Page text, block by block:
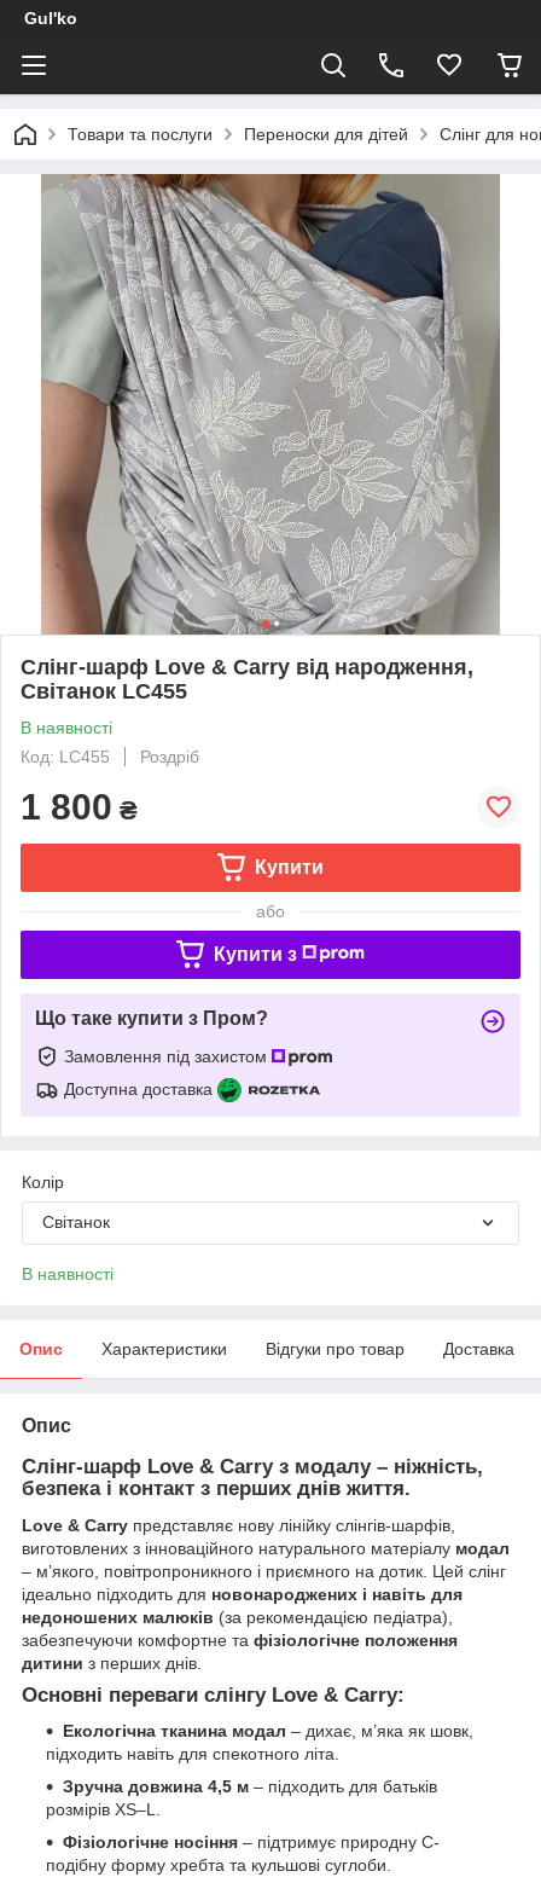
Gul'ko
Товари та послуги Переноски для дітей Слінг для
Слінг-шарф Love & Carry від народження,
Світанок LC455
В наявності
Код: LC455
Роздріб
1 800 ₴
Купити
або
Купити з
Що таке купити з Пром?
Замовлення під захистом
Доступна доставка
Колір
Світанок
В наявності
Опис Характеристики Відгуки про товар Доставка
Опис
Слінг-шарф Love & Carry з модалу – ніжність,
безпека і контакт з перших днів життя.
Love & Carry представляє нову лінійку слінгів-шарфів,
виготовлених з інноваційного натурального матеріалу модал
– м’якого, повітропроникного і приємного на дотик. Цей слінг
ідеально підходить для новонароджених і навіть для
недоношених малюків (за рекомендацією педіатра),
забезпечуючи комфортне та фізіологічне положення
дитини з перших днів.
Основні переваги слінгу Love & Carry:
Екологічна тканина модал – дихає, м’яка як шовк,
підходить навіть для спекотного літа.
Зручна довжина 4,5 м – підходить для батьків
розмірів XS–L.
Фізіологічне носіння – підтримує природну С-
подібну форму хребта та кульшові суглоби.